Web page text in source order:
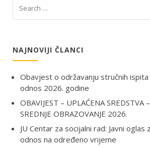
NAJNOVIJI ČLANCI
Obavjest o održavanju stručnih
odnos 2026. godine
OBAVIJEST – UPLAĆENA SREDSTVA
SREDNJE OBRAZOVANJE 2026.
JU Centar za socijalni rad: Javni oglas
odnos na određeno vrijeme